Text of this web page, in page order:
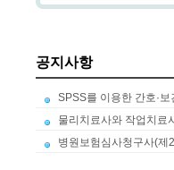
공지사항
SPSS를 이용한 간호·
물리치료사와 작업치료
병원보험심사청구사(제